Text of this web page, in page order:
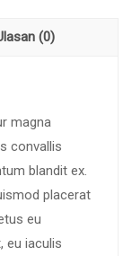
(0)
magna
convallis
blandit ex.
placerat
eu
eu iaculis